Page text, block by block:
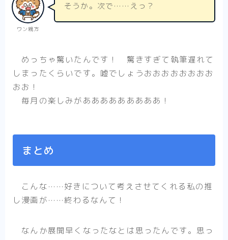
ワン親方
そうか。次で……えっ？
めっちゃ驚いたんです！ 驚きすぎて執筆遅れて
しまったくらいです。嘘でしょうおおおおおおおお
おお！
毎月の楽しみがあああああああああ！
まとめ
こんな……好きについて考えさせてくれる私の推
し漫画が……終わるなんて！
なんか展開早くなったなとは思ったんです。思っ